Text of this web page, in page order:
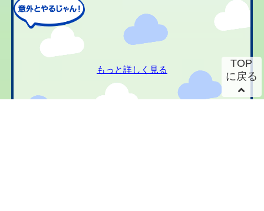
もっと詳しく見る
TOP
に戻る